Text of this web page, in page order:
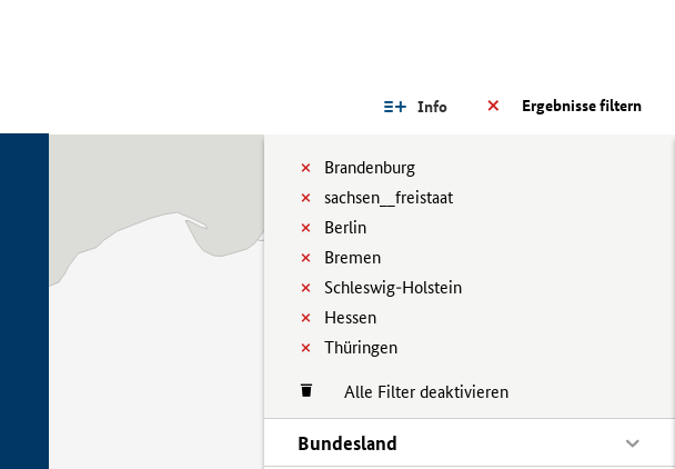
Ergebnisse filtern
Info
Brandenburg
sachsen__freistaat
Berlin
Bremen
Schleswig-Holstein
Hessen
Thüringen
Alle Filter deaktivieren
Bundesland